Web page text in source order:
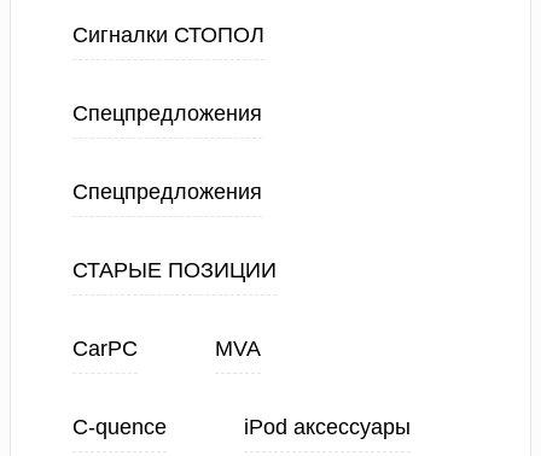
Сигналки СТОПОЛ
Спецпредложения
Спецпредложения
СТАРЫЕ ПОЗИЦИИ
CarPC MVA
C-quence iPod аксессуары